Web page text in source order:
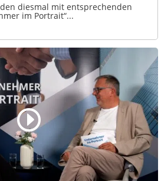
diesmal mit entsprechenden
im Portrait“...